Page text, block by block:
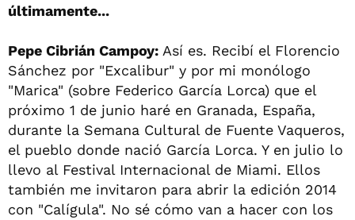
últimamente...
Pepe Cibrián Campoy: Así es. Recibí el Florencio
Sánchez por "Excalibur" y por mi monólogo
"Marica" (sobre Federico García Lorca) que el
próximo 1 de junio haré en Granada, España,
durante la Semana Cultural de Fuente Vaqueros,
el pueblo donde nació García Lorca. Y en julio lo
llevo al Festival Internacional de Miami. Ellos
también me invitaron para abrir la edición 2014
con "Calígula". No sé cómo van a hacer con los